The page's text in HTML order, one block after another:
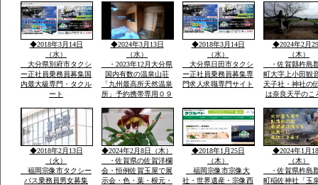
久しぶりで開催・全国
で有名優良な玉ねぎ・
蓮根・佐賀米の産地六
角川が流れ自然に恵ま
れた町で過ごした場所
法華院温泉山荘
ピンクの花で有
ヤマキリシマ・
歴史などで日本
数有名な法華院
荘
◆2018年3月14日
（水）
大分県別府市タクシ
ー正社員乗務員募集国
内最大級専門・タクル
ート
◆2024年3月13日
（水）
・2023年12月大分県
国内有数の温泉山荘
「九州最高所天然温泉
所」予約携帯専用０９
０のみ・雪が白い別の
山々・坊がつるの景
色・ー4度・空気がお
いしい星がきれい１３
００ｍ級天然温泉最高
◆2018年3月14日
（水）
大分県日田市タクシ
ー正社員乗務員募集専
門求人求職専門サイト
◆2024年2月
（木）
・佐賀縣杵島
町大字上小田観
天子社・神社の
は奈良天平のこ
穣天子社は天皇
天子表現大木数
楠木が多数・以
間を通じて屋台
り・流鏑馬神事
◆2018年2月13日
（火）
福岡宗像市タクシー
バス乗務員男女募集
◆2024年2月8日（木）
・佐賀県の佐賀洋欄
会・恒例佐賀玉屋で展
示会・色・葉・根元・
◆2018年1月25日
（木）
福岡宗像市宗像大
社・世界遺産・宗像西
◆2024年1月
（木）
・佐賀県杵島
町稲佐神社「玉